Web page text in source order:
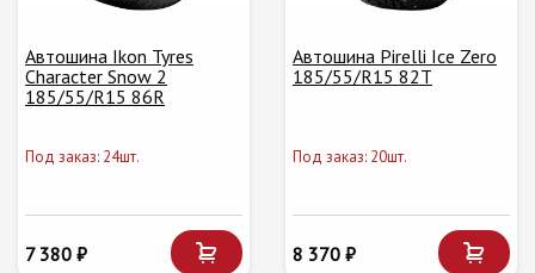
Автошина Ikon Tyres
Character Snow 2
185/55/R15 86R
Под заказ: 24шт.
7 380 ₽
Автошина Pirelli Ice Zero
185/55/R15 82T
Под заказ: 20шт.
8 370 ₽